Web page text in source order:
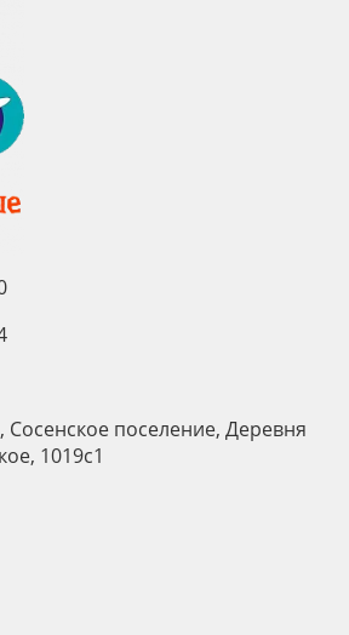
Сосенское поселение, Деревня
1019с1